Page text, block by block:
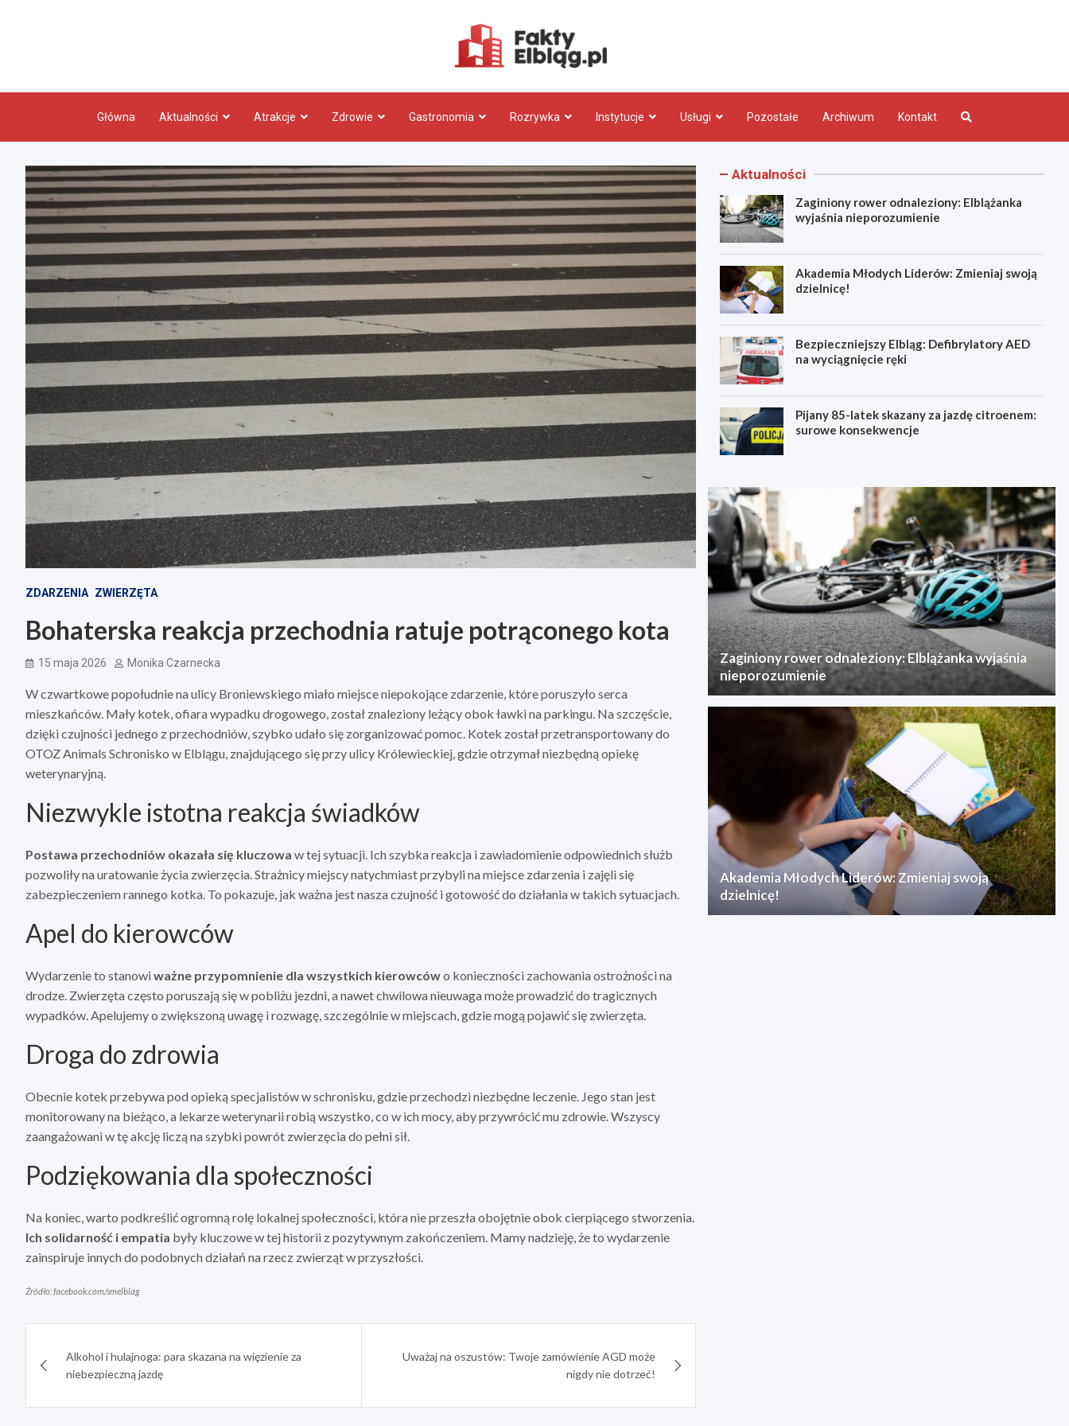
Główna Aktualności Atrakcje Zdrowie Gastronomia Rozrywka Instytucje Usługi Pozostałe Archiwum Kontakt
ZDARZENIA ZWIERZĘTA
Bohaterska reakcja przechodnia ratuje potrąconego kota
15 maja 2026 Monika Czarnecka
W czwartkowe popołudnie na ulicy Broniewskiego miało miejsce niepokojące zdarzenie, które poruszyło serca
mieszkańców. Mały kotek, ofiara wypadku drogowego, został znaleziony leżący obok ławki na parkingu. Na szczęście,
dzięki czujności jednego z przechodniów, szybko udało się zorganizować pomoc. Kotek został przetransportowany do
OTOZ Animals Schronisko w Elblągu, znajdującego się przy ulicy Królewieckiej, gdzie otrzymał niezbędną opiekę
weterynaryjną.
Niezwykle istotna reakcja świadków
Postawa przechodniów okazała się kluczowa w tej sytuacji. Ich szybka reakcja i zawiadomienie odpowiednich służb
pozwoliły na uratowanie życia zwierzęcia. Strażnicy miejscy natychmiast przybyli na miejsce zdarzenia i zajęli się
zabezpieczeniem rannego kotka. To pokazuje, jak ważna jest nasza czujność i gotowość do działania w takich sytuacjach.
Apel do kierowców
Wydarzenie to stanowiważne przypomnienie dla wszystkich kierowcówo konieczności zachowania ostrożności na
drodze. Zwierzęta często poruszają się w pobliżu jezdni, a nawet chwilowa nieuwaga może prowadzić do tragicznych
wypadków. Apelujemy o zwiększoną uwagę i rozwagę, szczególnie w miejscach, gdzie mogą pojawić się zwierzęta.
Droga do zdrowia
Obecnie kotek przebywa pod opieką specjalistów w schronisku, gdzie przechodzi niezbędne leczenie. Jego stan jest
monitorowany na bieżąco, a lekarze weterynarii robią wszystko, co w ich mocy, aby przywrócić mu zdrowie. Wszyscy
zaangażowani w tę akcję liczą na szybki powrót zwierzęcia do pełni sił.
Podziękowania dla społeczności
Na koniec, warto podkreślić ogromną rolę lokalnej społeczności, która nie przeszła obojętnie obok cierpiącego stworzenia.
Ich solidarność i empatia były kluczowe w tej historii z pozytywnym zakończeniem. Mamy nadzieję, że to wydarzenie
zainspiruje innych do podobnych działań na rzecz zwierząt w przyszłości.
Źródło: facebook.com/smelblag
wpisuAlkohol i hulajnoga: para skazana na więzienie za
niebezpieczną jazdę
Uważaj na oszustów: Twoje zamówienie AGD może
nigdy nie dotrzeć!
Aktualności
Zaginiony rower odnaleziony: Elblążanka
wyjaśnia nieporozumienie
Akademia Młodych Liderów: Zmieniaj swoją
dzielnicę!
Bezpieczniejszy Elbląg: Defibrylatory AED
na wyciągnięcie ręki
Pijany 85-latek skazany za jazdę citroenem:
surowe konsekwencje
Zaginiony rower odnaleziony: Elblążanka wyjaśnia
nieporozumienie
Akademia Młodych Liderów: Zmieniaj swoją
dzielnicę!